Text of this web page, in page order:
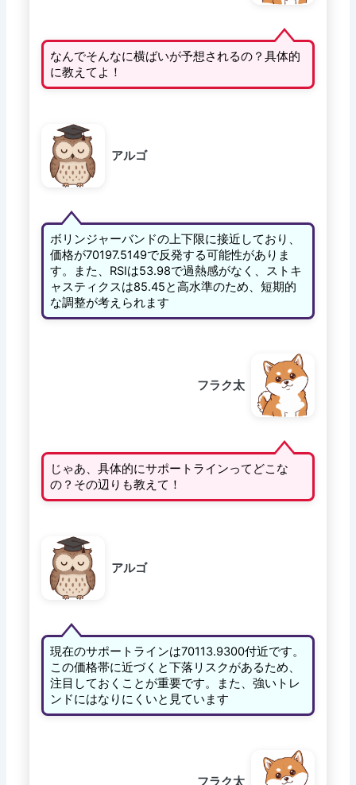
なんでそんなに横ばいが予想されるの？具体的
に教えてよ！
アルゴ
ボリンジャーバンドの上下限に接近しており、
価格が70197.5149で反発する可能性がありま
す。また、RSIは53.98で過熱感がなく、ストキ
ャスティクスは85.45と高水準のため、短期的
な調整が考えられます
フラク太
じゃあ、具体的にサポートラインってどこな
の？その辺りも教えて！
アルゴ
現在のサポートラインは70113.9300付近です。
この価格帯に近づくと下落リスクがあるため、
注目しておくことが重要です。また、強いトレ
ンドにはなりにくいと見ています